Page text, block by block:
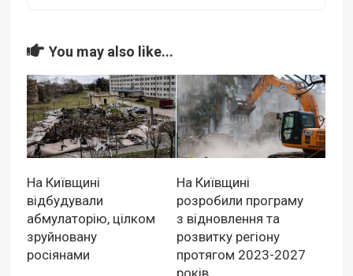
You may also like...
На Київщині
відбудували
абмулаторію, цілком
зруйновану
росіянами
На Київщині
розробили програму
з відновлення та
розвитку регіону
протягом 2023-2027